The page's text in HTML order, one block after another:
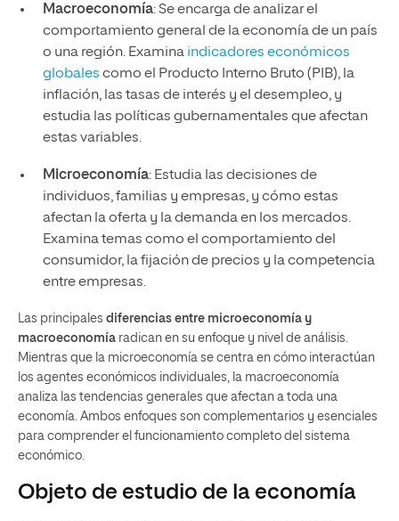
Macroeconomía: Se encarga de analizar el
comportamiento general de la economía de un país
o una región. Examina indicadores económicos
globales como el Producto Interno Bruto (PIB), la
inflación, las tasas de interés y el desempleo, y
estudia las políticas gubernamentales que afectan
estas variables.
Microeconomía: Estudia las decisiones de
individuos, familias y empresas, y cómo estas
afectan la oferta y la demanda en los mercados.
Examina temas como el comportamiento del
consumidor, la fijación de precios y la competencia
entre empresas.
Las principales diferencias entre microeconomía y
macroeconomía radican en su enfoque y nivel de análisis.
Mientras que la microeconomía se centra en cómo interactúan
los agentes económicos individuales, la macroeconomía
analiza las tendencias generales que afectan a toda una
economía. Ambos enfoques son complementarios y esenciales
para comprender el funcionamiento completo del sistema
económico.
Objeto de estudio de la economía